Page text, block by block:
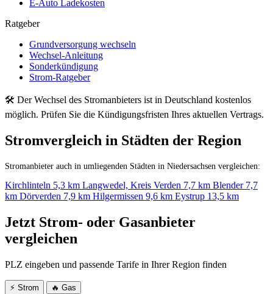
E-Auto Ladekosten
Ratgeber
Grundversorgung wechseln
Wechsel-Anleitung
Sonderkündigung
Strom-Ratgeber
🛠 Der Wechsel des Stromanbieters ist in Deutschland kostenlos
möglich. Prüfen Sie die Kündigungsfristen Ihres aktuellen Vertrags.
Stromvergleich in Städten der Region
Stromanbieter auch in umliegenden Städten in Niedersachsen vergleichen:
Kirchlinteln 5,3 km Langwedel, Kreis Verden 7,7 km Blender 7,7
km Dörverden 7,9 km Hilgermissen 9,6 km Eystrup 13,5 km
Jetzt Strom- oder Gasanbieter
vergleichen
PLZ eingeben und passende Tarife in Ihrer Region finden
⚡ Strom
🔥 Gas